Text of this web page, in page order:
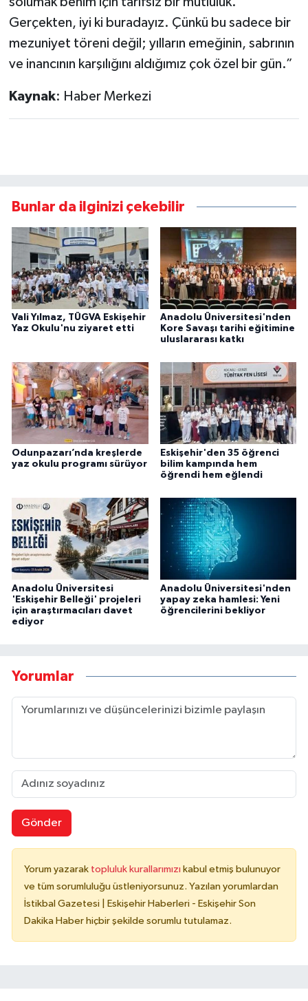
Gerçekten, iyi ki buradayız. Çünkü bu sadece bir
mezuniyet töreni değil; yılların emeğinin, sabrının
ve inancının karşılığını aldığımız çok özel bir gün.”
Kaynak: Haber Merkezi
Bunlar da ilginizi çekebilir
Vali Yılmaz, TÜGVA Eskişehir
Yaz Okulu'nu ziyaret etti
Anadolu Üniversitesi'nden
Kore Savaşı tarihi eğitimine
uluslararası katkı
Odunpazarı’nda kreşlerde
yaz okulu programı sürüyor
Eskişehir'den 35 öğrenci
bilim kampında hem
öğrendi hem eğlendi
Anadolu Üniversitesi
'Eskişehir Belleği' projeleri
için araştırmacıları davet
ediyor
Anadolu Üniversitesi'nden
yapay zeka hamlesi: Yeni
öğrencilerini bekliyor
Yorumlar
Gönder
Yorum yazarak topluluk kurallarımızı kabul etmiş bulunuyor
ve tüm sorumluluğu üstleniyorsunuz. Yazılan yorumlardan
İstikbal Gazetesi | Eskişehir Haberleri - Eskişehir Son
Dakika Haber hiçbir şekilde sorumlu tutulamaz.